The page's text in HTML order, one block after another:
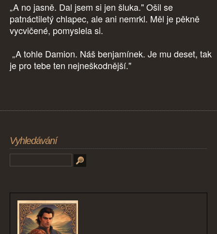
„A no jasně. Dal jsem si jen šluka." Ošil se
patnáctiletý chlapec, ale ani nemrkl. Měl je pěkně
vycvičené, pomyslela si.
„A tohle Damion. Náš benjamínek. Je mu deset, tak
je pro tebe ten nejneškodnější."
Vyhledávání